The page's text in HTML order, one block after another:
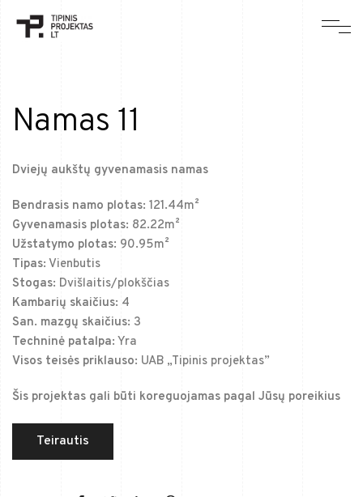
Namas 11
Dviejų aukštų gyvenamasis namas
Bendrasis namo plotas: 121.44m²
Gyvenamasis plotas: 82.22m²
Užstatymo plotas: 90.95m²
Tipas: Vienbutis
Stogas: Dvišlaitis/plokščias
Kambarių skaičius: 4
San. mazgų skaičius: 3
Techninė patalpa: Yra
Visos teisės priklauso: UAB „Tipinis projektas”
Šis projektas gali būti koreguojamas pagal Jūsų poreikius
Teirautis